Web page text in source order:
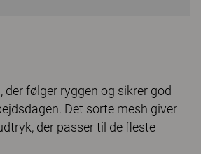
følger ryggen og sikrer god
Det sorte mesh giver
der passer til de fleste